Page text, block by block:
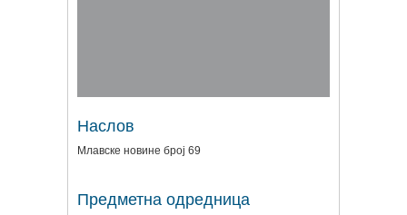
Наслов
Млавске новине број 69
Предметна одредница